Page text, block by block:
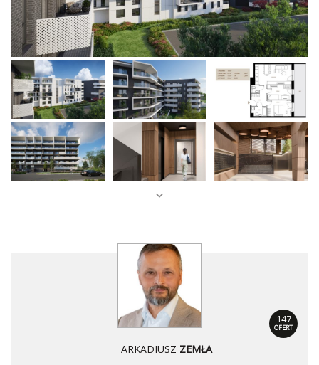
147
OFERT
ARKADIUSZ ZEMŁA